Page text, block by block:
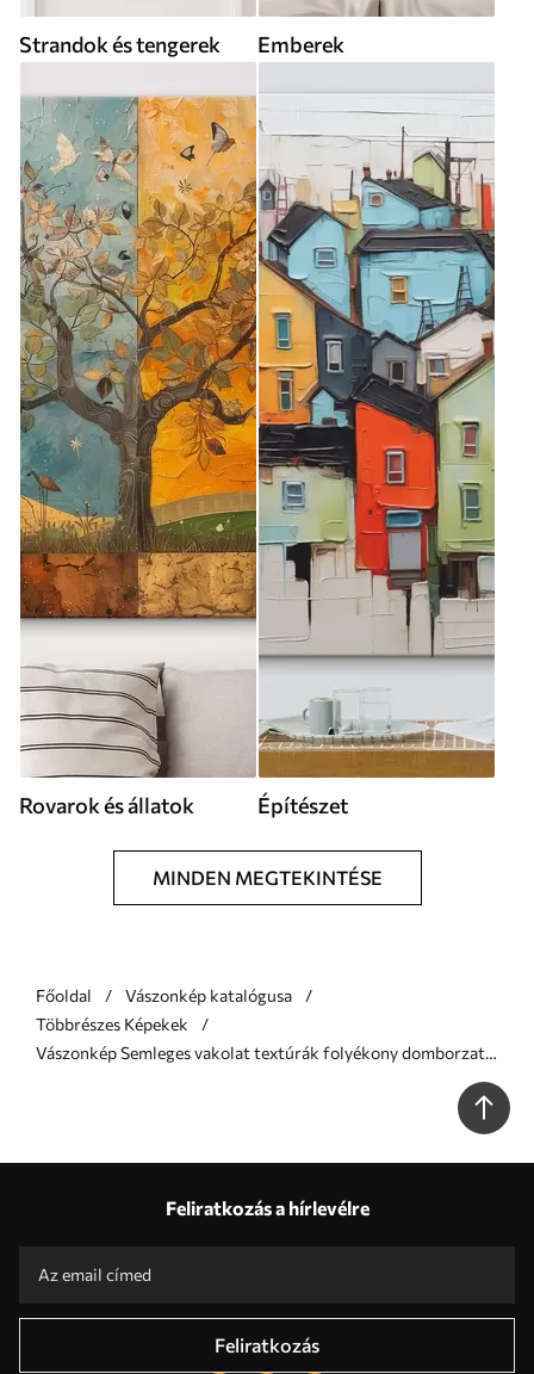
Strandok és tengerek Emberek
Rovarok és állatok Építészet
MINDEN MEGTEKINTÉSE
Főoldal
Vászonkép katalógusa
Többrészes Képekek
Vászonkép Semleges vakolat textúrák folyékony domborzati
Feliratkozás a hírlevélre
Feliratkozás